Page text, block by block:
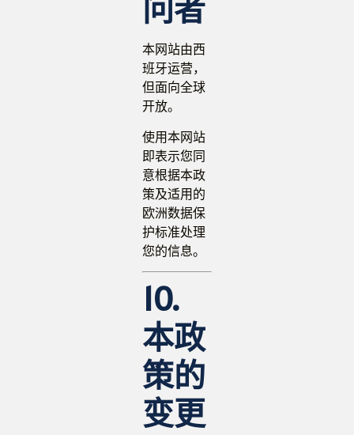
本网站由西
班牙运营，
但面向全球
开放。
使用本网站
即表示您同
意根据本政
策及适用的
欧洲数据保
护标准处理
您的信息。
10.
本政
策的
变更